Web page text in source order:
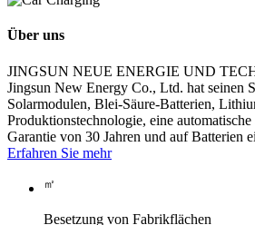
Über uns
JINGSUN NEUE ENERGIE UND
Jingsun New Energy Co., Ltd. hat seinen
Solarmodulen, Blei-Säure-Batterien,
Produktionstechnologie, eine
Garantie von 30 Jahren und auf Batterien
Erfahren Sie mehr
㎡
Besetzung von Fabrikflächen